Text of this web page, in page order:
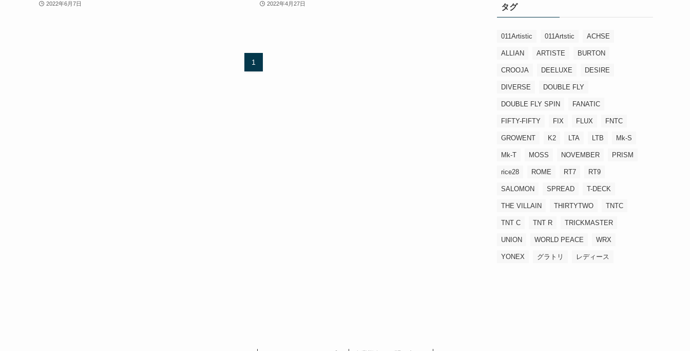
2022年6月7日 2022年4月27日
1
タグ
011Artistic 011Artstic ACHSE
ALLIAN ARTISTE BURTON
CROOJA DEELUXE DESIRE
DIVERSE DOUBLE FLY
DOUBLE FLY SPIN FANATIC
FIFTY-FIFTY FIX FLUX FNTC
GROWENT K2 LTA LTB Mk-S
Mk-T MOSS NOVEMBER PRISM
rice28 ROME RT7 RT9
SALOMON SPREAD T-DECK
THE VILLAIN THIRTYTWO TNTC
TNT C TNT R TRICKMASTER
UNION WORLD PEACE WRX
YONEX グラトリ レディース